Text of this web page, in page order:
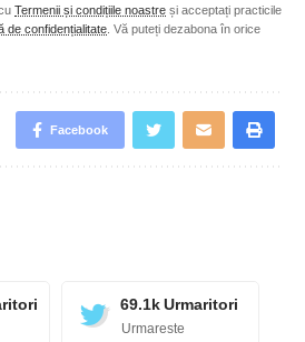
Termenii și condițiile noastre și acceptați practicile
de confidențialitate . Vă puteți dezabona în orice
Facebook
69.1k Urmaritori
Urmareste